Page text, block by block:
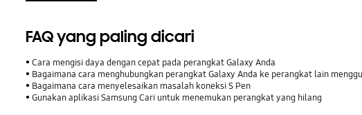
FAQ yang paling dicari
Cara mengisi daya dengan cepat pada perangkat Galaxy Anda
Bagaimana cara menghubungkan perangkat Galaxy Anda ke perangkat lain
Bagaimana cara menyelesaikan masalah koneksi S Pen
Gunakan aplikasi Samsung Cari untuk menemukan perangkat yang hilang